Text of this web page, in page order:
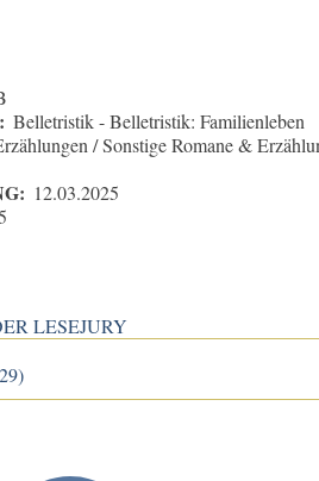
Belletristik - Belletristik: Familienleben
/ Sonstige Romane &
12.03.2025
LESEJURY